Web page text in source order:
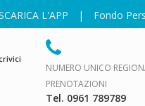
L'APP | Fondo
NUMERO UNICO
PRENOTAZIONI
Tel. 0961 789789